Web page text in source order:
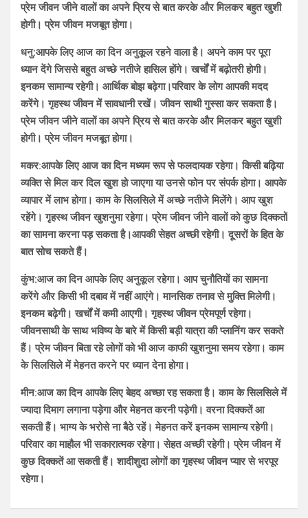
प्रेम जीवन जीने वालों का अपने प्रिय से बात करके और मिलकर बहुत खुशी
होगी। प्रेम जीवन मजबूत होगा।
धनु:आपके लिए आज का दिन अनुकूल रहने वाला है। अपने काम पर पूरा
ध्यान देंगे जिससे बहुत अच्छे नतीजे हासिल होंगे। खर्चों में बढ़ोतरी होगी।
इनकम सामान्य रहेगी। आर्थिक बोझ बढ़ेगा।परिवार के लोग आपकी मदद
करेंगे। गृहस्थ जीवन में सावधानी रखें। जीवन साथी गुस्सा कर सकता है।
प्रेम जीवन जीने वालों का अपने प्रिय से बात करके और मिलकर बहुत खुशी
होगी। प्रेम जीवन मजबूत होगा।
मकर:आपके लिए आज का दिन मध्यम रूप से फलदायक रहेगा। किसी बढ़िया
व्यक्ति से मिल कर दिल खुश हो जाएगा या उनसे फोन पर संपर्क होगा। आपके
व्यापार में लाभ होगा। काम के सिलसिले में अच्छे नतीजे मिलेंगे। आप खुश
रहेंगे। गृहस्थ जीवन खुशनुमा रहेगा। प्रेम जीवन जीने वालों को कुछ दिक्कतों
का सामना करना पड़ सकता है।आपकी सेहत अच्छी रहेगी। दूसरों के हित के
बात सोच सकते हैं।
कुंभ:आज का दिन आपके लिए अनुकूल रहेगा। आप चुनौतियों का सामना
करेंगे और किसी भी दबाव में नहीं आएंगे। मानसिक तनाव से मुक्ति मिलेगी।
इनकम बढ़ेगी। खर्चों में कमी आएगी। गृहस्थ जीवन प्रेमपूर्ण रहेगा।
जीवनसाथी के साथ भविष्य के बारे में किसी बड़ी यात्रा की प्लानिंग कर सकते
हैं। प्रेम जीवन बिता रहे लोगों को भी आज काफी खुशनुमा समय रहेगा। काम
के सिलसिले में मेहनत करने पर ध्यान देना होगा।
मीन:आज का दिन आपके लिए बेहद अच्छा रह सकता है। काम के सिलसिले में
ज्यादा दिमाग लगाना पड़ेगा और मेहनत करनी पड़ेगी। वरना दिक्कतें आ
सकती हैं। भाग्य के भरोसे ना बैठे रहें। मेहनत करें इनकम सामान्य रहेगी।
परिवार का माहौल भी सकारात्मक रहेगा। सेहत अच्छी रहेगी। प्रेम जीवन में
कुछ दिक्कतें आ सकती हैं। शादीशुदा लोगों का गृहस्थ जीवन प्यार से भरपूर
रहेगा।